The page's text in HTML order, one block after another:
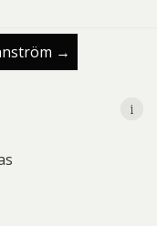
→
ii